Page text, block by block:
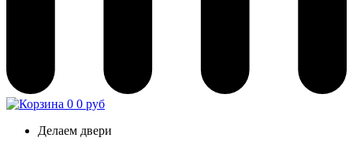
0 0 руб
Делаем двери